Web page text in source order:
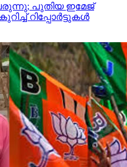
പുതിയ ഇമേജ്
റിപ്പോര്‍ട്ടുകള്‍